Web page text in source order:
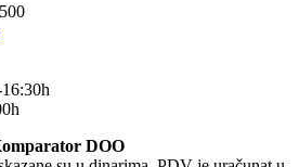
DOO